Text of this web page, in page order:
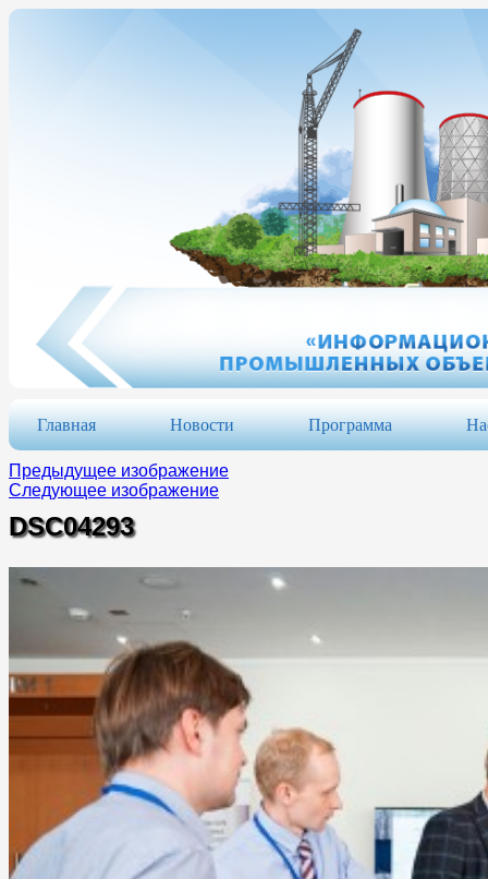
Главная Новости Программа
Предыдущее изображение
Следующее изображение
DSC04293